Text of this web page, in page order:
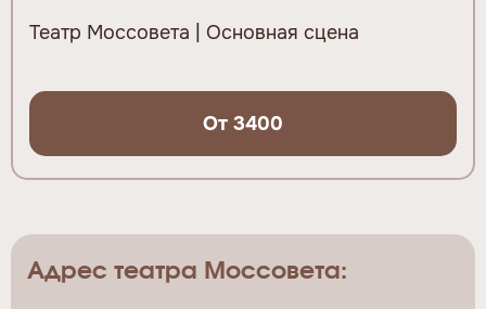
Театр Моссовета | Основная сцена
От 3400
Адрес театра Моссовета: